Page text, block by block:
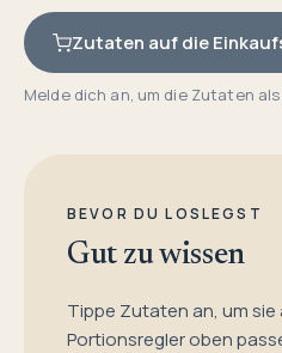
Zutaten auf die
Melde dich an, um die Zutaten
BEVOR DU LOSLEGST
Gut zu wissen
Tippe Zutaten an, um sie
Portionsregler oben